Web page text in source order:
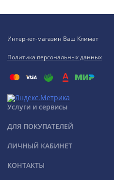
Интернет-магазин Ваш Климат
Политика персональных данных
Услуги и сервисы
ДЛЯ ПОКУПАТЕЛЕЙ
ЛИЧНЫЙ КАБИНЕТ
КОНТАКТЫ